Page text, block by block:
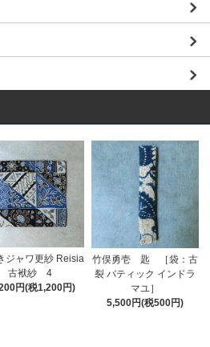
ジャワ更紗 Reisia
古袱紗 4
円(税1,200円)
竹俣勇壱 匙 ［袋：古
裂 バティック インドラ
マユ］
5,500円(税500円)